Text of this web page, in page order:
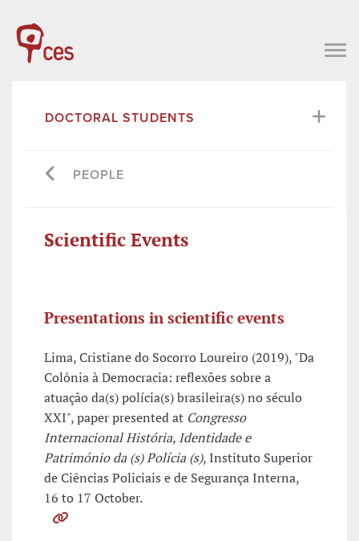
DOCTORAL STUDENTS
PEOPLE
Scientific Events
Presentations in scientific events
Lima, Cristiane do Socorro Loureiro (2019), "Da
Colônia à Democracia: reflexões sobre a
atuação da(s) polícia(s) brasileira(s) no século
XXI", paper presented at Congresso
Internacional História, Identidade e
Património da (s) Polícia (s), Instituto Superior
de Ciências Policiais e de Segurança Interna,
16 to 17 October.